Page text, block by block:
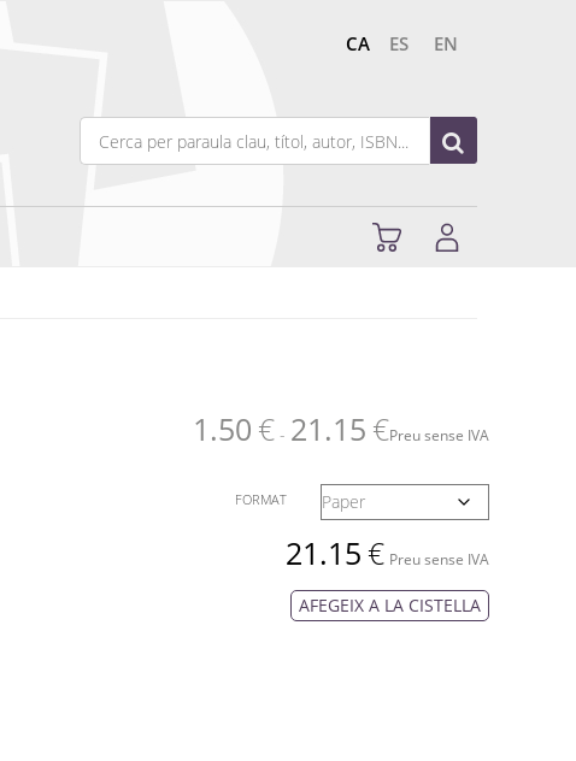
CA ES EN
1.50 € - 21.15 €Preu sense IVA
FORMAT
21.15€ Preu sense IVA
AFEGEIX A LA CISTELLA